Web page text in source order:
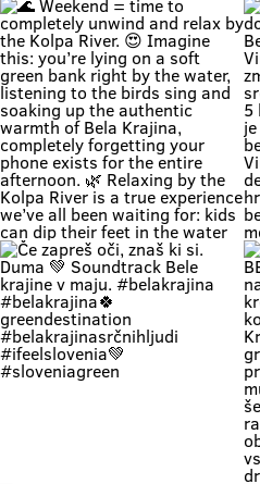
Zapri oči, globoko vdihni. Pri nas
čas teče počasneje. Duma si. 🌿
Soundtrack Bele krajine v juniju.
#belakrajina
#belakrajinasrčnihljudi
#kolpariver #rekakolpa
#belakrajinagreendestination
🌊 Weekend = time to completely
unwind and relax by the Kolpa
River. 😍 Imagine this: you’re lying
on a soft green bank right by the
water, listening to the birds sing
and soaking up the authentic
warmth of Bela Krajina, completely
forgetting your phone exists for
the entire afternoon. 🌿 Relaxing
by the Kolpa River is a true